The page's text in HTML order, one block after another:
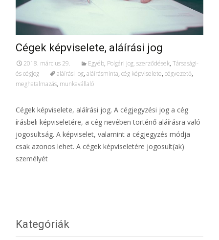
Cégek képviselete, aláírási jog
2018. március 29. Egyéb, Polgári jog, szerződések, Társasági-
és cégjog
aláírási jog, aláírásminta, cég képviselete, cégvezető,
meghatalmazás, munkavállaló
Cégek képviselete, aláírási jog. A cégjegyzési jog a cég
írásbeli képviseletére, a cég nevében történő aláírásra való
jogosultság. A képviselet, valamint a cégjegyzés módja
csak azonos lehet. A cégek képviseletére jogosult(ak)
személyét
Kategóriák